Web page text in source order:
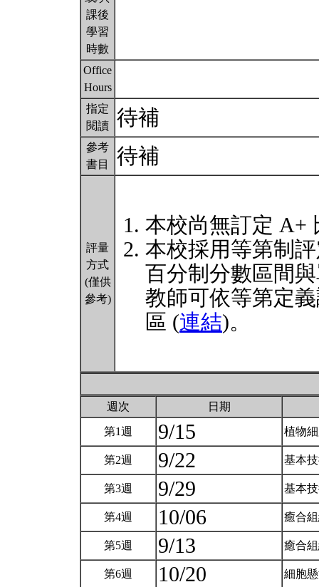
課後
學習
時數
Office
Hours
指定
閱讀
待補
參考
書目
待補
評量
方式
(僅供
參考)
本校尚無訂定 A+
本校採用等第制
百分制分數區間
教師可依等第定
區 (連結)。
週次 日期
第1週 9/15 植物
第2週 9/22 基本
第3週 9/29 基本
第4週 10/06 癒合
第5週 9/13 癒合
第6週 10/20 細胞